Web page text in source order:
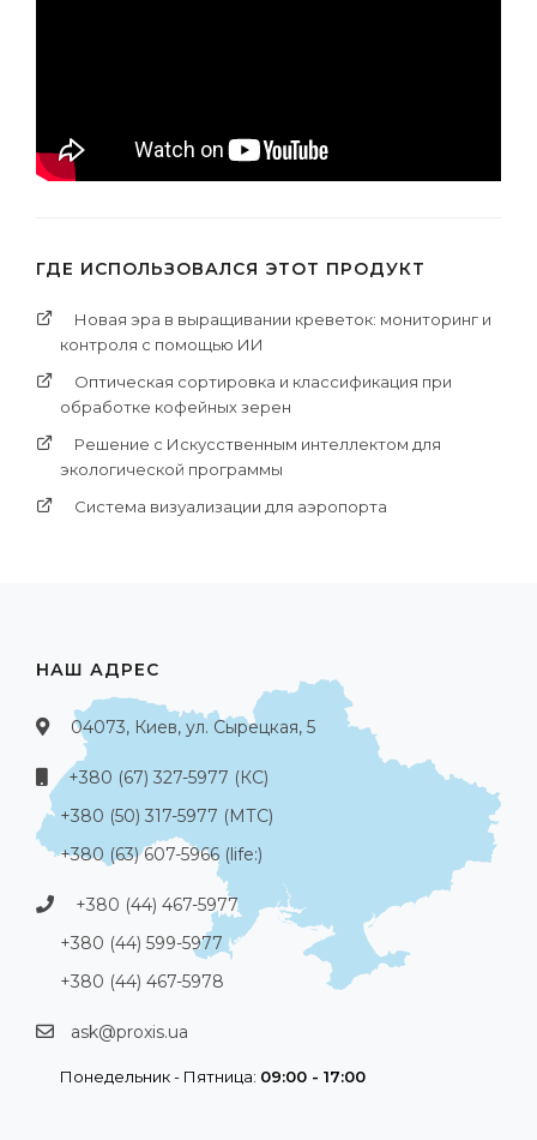
ГДЕ ИСПОЛЬЗОВАЛСЯ ЭТОТ ПРОДУКТ
Новая эра в выращивании креветок: мониторинг и
контроля с помощью ИИ
Оптическая сортировка и классификация при
обработке кофейных зерен
Решение с Искусственным интеллектом для
экологической программы
Система визуализации для аэропорта
НАШ АДРЕС
04073, Киев, ул. Сырецкая, 5
+380 (67) 327-5977 (КС)
+380 (50) 317-5977 (МТС)
+380 (63) 607-5966 (life:)
+380 (44) 467-5977
+380 (44) 599-5977
+380 (44) 467-5978
ask@proxis.ua
Понедельник - Пятница: 09:00 - 17:00